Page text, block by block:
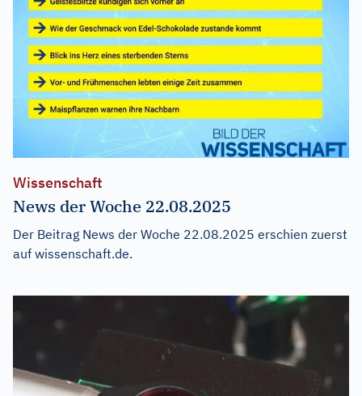
Wissenschaft
News der Woche 22.08.2025
Der Beitrag News der Woche 22.08.2025 erschien zuerst
auf wissenschaft.de.